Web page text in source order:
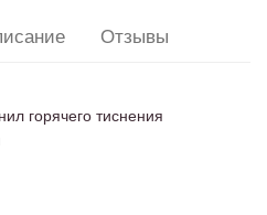
Отзывы
горячего тиснения